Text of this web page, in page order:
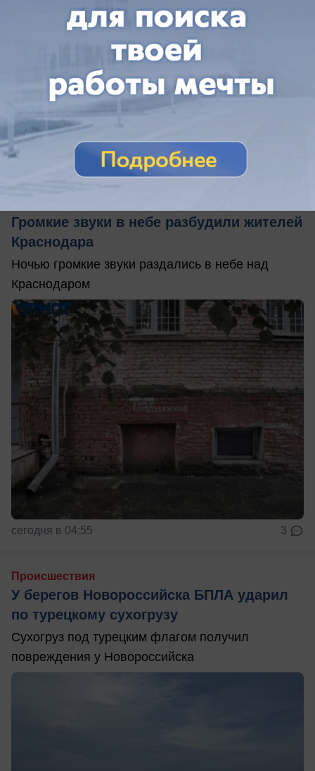
сегодня в 08:50
Громкие звуки в небе разбудили жителей
Краснодара
Ночью громкие звуки раздались в небе над
Краснодаром
сегодня в 04:55 3
Происшествия
У берегов Новороссийска БПЛА ударил
по турецкому сухогрузу
Сухогруз под турецким флагом получил
повреждения у Новороссийска